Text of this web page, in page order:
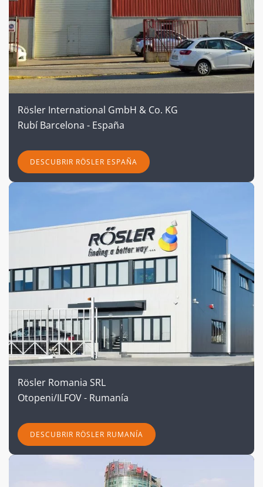
Rösler International GmbH & Co. KG
Rubí Barcelona - España
DESCUBRIR RÖSLER ESPAÑA
Rösler Romania SRL
Otopeni/ILFOV - Rumanía
DESCUBRIR RÖSLER RUMANÍA